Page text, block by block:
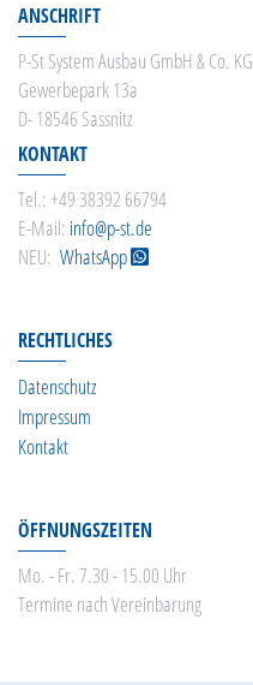
ANSCHRIFT
P-St System Ausbau GmbH & Co. KG
Gewerbepark 13a
D- 18546 Sassnitz
KONTAKT
Tel.: +49 38392 66794
E-Mail: info@p-st.de
NEU: WhatsApp
RECHTLICHES
Datenschutz
Impressum
Kontakt
ÖFFNUNGSZEITEN
Mo. - Fr. 7.30 - 15.00 Uhr
Termine nach Vereinbarung